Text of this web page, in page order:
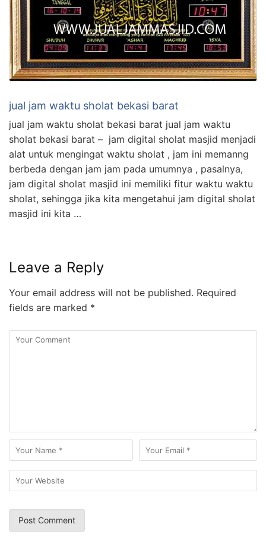
jual jam waktu sholat bekasi barat
jual jam waktu sholat bekasi barat jual jam waktu
sholat bekasi barat – jam digital sholat masjid menjadi
alat untuk mengingat waktu sholat , jam ini memanng
berbeda dengan jam jam pada umumnya , pasalnya,
jam digital sholat masjid ini memiliki fitur waktu waktu
sholat, sehingga jika kita mengetahui jam digital sholat
masjid ini kita …
Leave a Reply
Your email address will not be published. Required
fields are marked *